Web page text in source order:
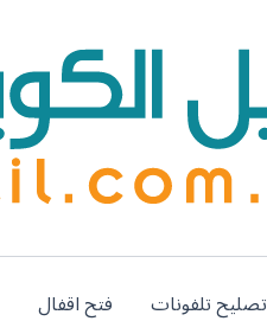
تصليح تلفونات فتح اقفال